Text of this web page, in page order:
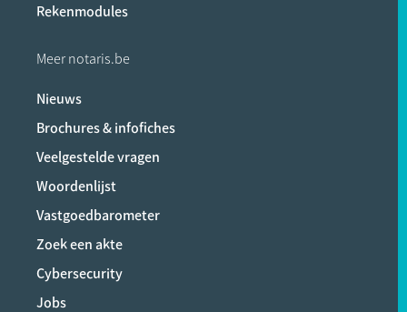
Rekenmodules
Meer notaris.be
Nieuws
Brochures & infofiches
Veelgestelde vragen
Woordenlijst
Vastgoedbarometer
Zoek een akte
Cybersecurity
Jobs